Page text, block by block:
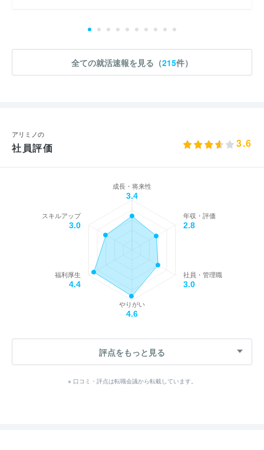
全ての就活速報を見る（215件）
アリミノの
社員評価 3.6
成長・将来性
3.4
年収・評価
2.8
社員・管理職
3.0
やりがい
4.6
福利厚生
4.4
スキルアップ
3.0
評点をもっと見る
※ 口コミ・評点は転職会議から転載しています。